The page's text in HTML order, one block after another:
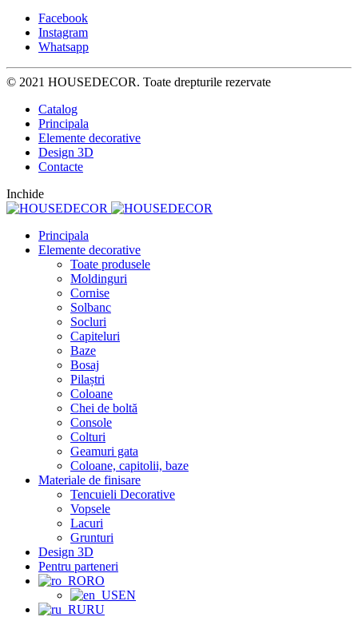
Facebook
Instagram
Whatsapp
© 2021 HOUSEDECOR. Toate drepturile rezervate
Catalog
Principala
Elemente decorative
Design 3D
Contacte
Inchide
Principala
Elemente decorative
Toate produsele
Moldinguri
Cornise
Solbanc
Socluri
Capiteluri
Baze
Bosaj
Pilaștri
Coloane
Chei de boltă
Console
Colturi
Geamuri gata
Coloane, capitolii, baze
Materiale de finisare
Tencuieli Decorative
Vopsele
Lacuri
Grunturi
Design 3D
Pentru parteneri
RO
EN
RU